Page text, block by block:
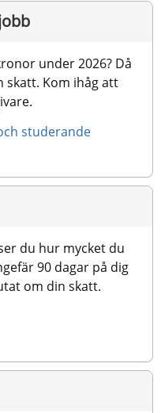
under 2026? Då
skatt. Kom ihåg att
studerande
du hur mycket du
90 dagar på dig
om din skatt.